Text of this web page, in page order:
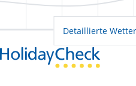
Detaillierte